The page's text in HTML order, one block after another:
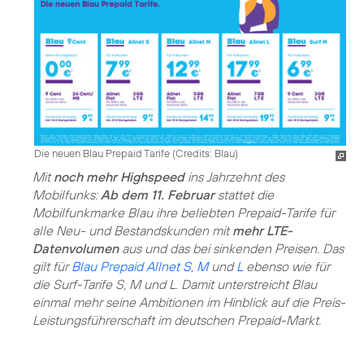
Die neuen Blau Prepaid Tarife (Credits: Blau)
Mitnoch mehr Highspeedins Jahrzehnt des
Mobilfunks:Ab dem 11. Februarstattet die
Mobilfunkmarke Blau ihre beliebten Prepaid-Tarife für
alle Neu- und Bestandskunden mitmehr LTE-
Datenvolumenaus und das bei sinkenden Preisen. Das
gilt fürBlau Prepaid Allnet S, MundL ebenso wie für
die Surf-Tarife S, M und L. Damit unterstreicht Blau
einmal mehr seine Ambitionen im Hinblick auf die Preis-
Leistungsführerschaft im deutschen Prepaid-Markt.